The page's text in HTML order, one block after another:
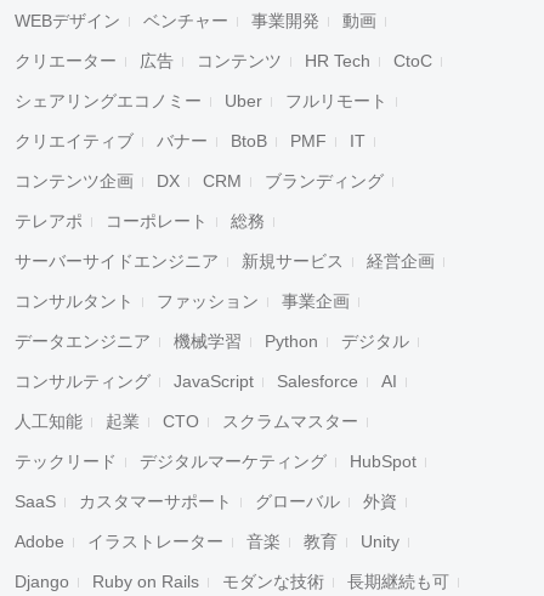
WEBデザイン ベンチャー 事業開発 動画
クリエーター 広告 コンテンツ HR Tech CtoC
シェアリングエコノミー Uber フルリモート
クリエイティブ バナー BtoB PMF IT
コンテンツ企画 DX CRM ブランディング
テレアポ コーポレート 総務
サーバーサイドエンジニア 新規サービス 経営企画
コンサルタント ファッション 事業企画
データエンジニア 機械学習 Python デジタル
コンサルティング JavaScript Salesforce AI
人工知能 起業 CTO スクラムマスター
テックリード デジタルマーケティング HubSpot
SaaS カスタマーサポート グローバル 外資
Adobe イラストレーター 音楽 教育 Unity
Django Ruby on Rails モダンな技術 長期継続も可